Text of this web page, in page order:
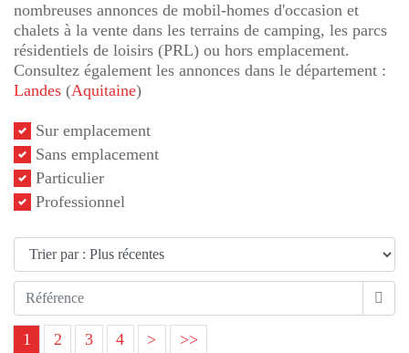
nombreuses annonces de mobil-homes d'occasion et
chalets à la vente dans les terrains de camping, les parcs
résidentiels de loisirs (PRL) ou hors emplacement.
Consultez également les annonces dans le département :
Landes (Aquitaine)
Sur emplacement
Sans emplacement
Particulier
Professionnel
1 2 3 4 > >>